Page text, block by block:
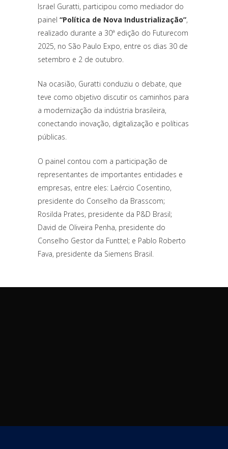
Israel Guratti, participou como mediador do
painel “Política de Nova Industrialização”,
realizado durante a 30ª edição do Futurecom
2025, no São Paulo Expo, entre os dias 30 de
setembro e 2 de outubro.
Na ocasião, Guratti conduziu o debate, que
teve como objetivo discutir os caminhos para
a modernização da indústria brasileira,
conectando inovação, digitalização e políticas
públicas.
O painel contou com a participação de
representantes de importantes entidades e
empresas, entre eles: Laércio Cosentino,
presidente do Conselho da Brasscom;
Rosilda Prates, presidente da P&D Brasil;
David de Oliveira Penha, presidente do
Conselho Gestor da Funttel; e Pablo Roberto
Fava, presidente da Siemens Brasil.